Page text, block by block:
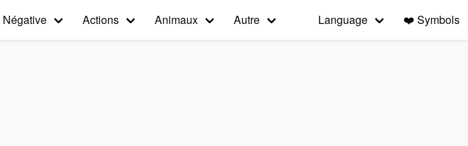
Négative Actions Animaux Autre Language ❤️ Symbols